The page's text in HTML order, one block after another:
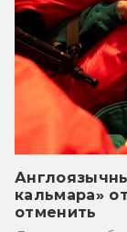
кальмара»
отменить